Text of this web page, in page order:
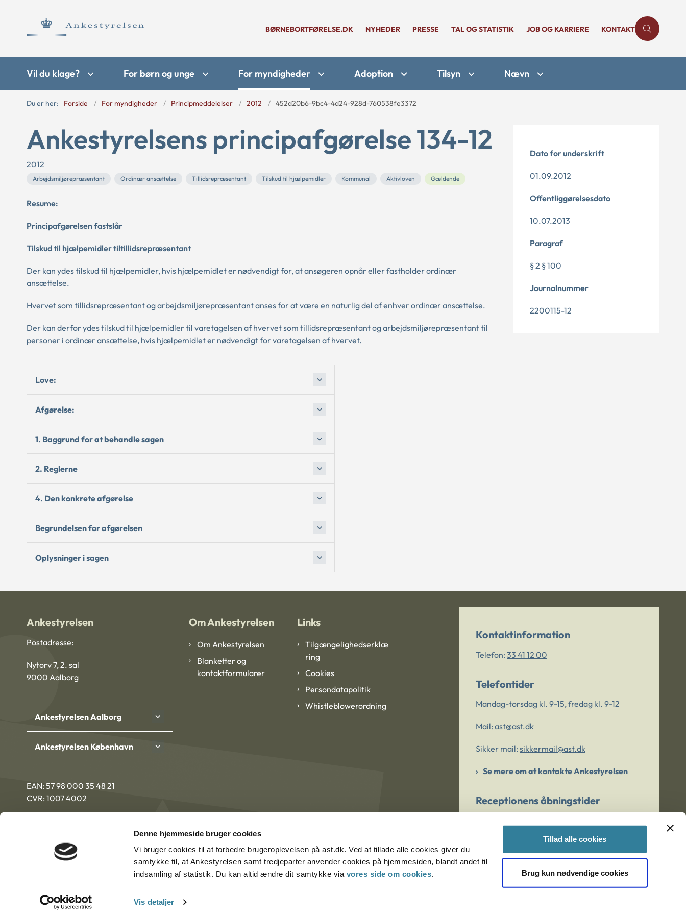
Denne hjemmeside bruger cookies
Vi bruger cookies til at forbedre brugeroplevelsen på ast.dk. Ved at tillade alle cookies giver du
samtykke til, at Ankestyrelsen samt tredjeparter anvender cookies på hjemmesiden, blandt andet til
indsamling af statistik. Du kan altid ændre dit samtykke via vores side om cookies.
Vis detaljer
Tillad alle cookies
Brug kun nødvendige cookies
BØRNEBORTFØRELSE.DK NYHEDER PRESSE TAL OG STATISTIK JOB OG KARRIERE KONTAKT
Vil du klage? For børn og unge For myndigheder Adoption Tilsyn Nævn
Du er her: Forside For myndigheder Principmeddelelser 2012 452d20b6-9bc4-4d24-928d-760538fe3372
Ankestyrelsens principafgørelse 134-12
2012
Arbejdsmiljørepræsentant Ordinær ansættelse Tillidsrepræsentant Tilskud til hjælpemidler Kommunal Aktivloven Gældende
Resume:
Principafgørelsen fastslår
Tilskud til hjælpemidler tiltillidsrepræsentant
Der kan ydes tilskud til hjælpemidler, hvis hjælpemidlet er nødvendigt for, at ansøgeren opnår eller fastholder ordinær
ansættelse.
Hvervet som tillidsrepræsentant og arbejdsmiljørepræsentant anses for at være en naturlig del af enhver ordinær ansættelse.
Der kan derfor ydes tilskud til hjælpemidler til varetagelsen af hvervet som tillidsrepræsentant og arbejdsmiljørepræsentant til
personer i ordinær ansættelse, hvis hjælpemidlet er nødvendigt for varetagelsen af hvervet.
Love:
Afgørelse:
1. Baggrund for at behandle sagen
2. Reglerne
4. Den konkrete afgørelse
Begrundelsen for afgørelsen
Oplysninger i sagen
Dato for underskrift
01.09.2012
Offentliggørelsesdato
10.07.2013
Paragraf
§ 2 § 100
Journalnummer
2200115-12
Ankestyrelsen
Postadresse:
Nytorv 7, 2. sal
9000 Aalborg
Ankestyrelsen Aalborg
Ankestyrelsen København
EAN: 57 98 000 35 48 21
CVR: 1007 4002
Om Ankestyrelsen
Om Ankestyrelsen
Blanketter og
kontaktformularer
Links
Tilgængelighedserklæ
ring
Cookies
Persondatapolitik
Whistleblowerordning
Kontaktinformation
Telefon: 33 41 12 00
Telefontider
Mandag-torsdag kl. 9-15, fredag kl. 9-12
Mail: ast@ast.dk
Sikker mail: sikkermail@ast.dk
Se mere om at kontakte Ankestyrelsen
Receptionens åbningstider
Er du bekymret for et barn/en ung?